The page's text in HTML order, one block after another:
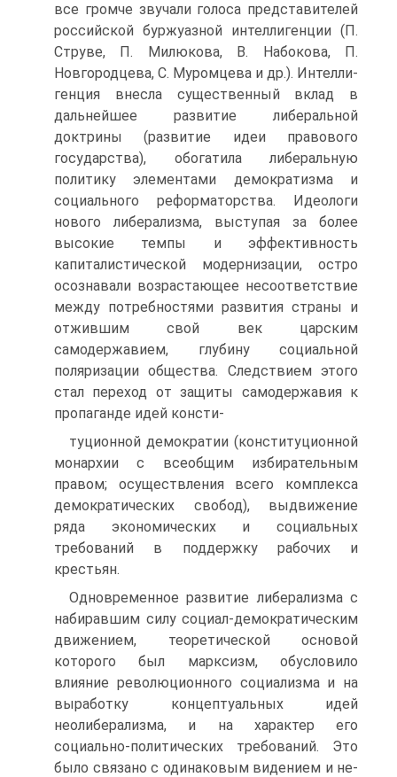
все громче звучали голоса представителей
россий­ской буржуазной интеллигенции (П.
Струве, П. Милюкова, В. Набокова, П.
Новгородцева, С. Муромцева и др.). Интелли­
генция внесла существенный вклад в
дальнейшее развитие либеральной
доктрины (развитие идеи правового
государст­ва), обогатила либеральную
политику элементами демокра­тизма и
социального реформаторства. Идеологи
нового либе­рализма, выступая за более
высокие темпы и эффективность
капиталистической модернизации, остро
осознавали возрас­тающее несоответствие
между потребностями развития стра­ны и
отжившим свой век царским
самодержавием, глубину социальной
поляризации общества. Следствием этого
стал переход от защиты самодержавия к
пропаганде идей консти-
туционной демократии (конституционной
монархии с все­общим избирательным
правом; осуществления всего комплек­са
демократических свобод), выдвижение
ряда экономических и социальных
требований в поддержку рабочих и
крестьян.
Одновременное развитие либерализма с
набиравшим силу социал-демократическим
движением, теоретической ос­новой
которого был марксизм, обусловило
влияние револю­ционного социализма и на
выработку концептуальных идей
неолиберализма, и на характер его
социально-политических требований. Это
было связано с одинаковым видением и не­